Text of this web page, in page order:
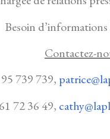
Besoin d’informations
Contactez-
739 739,
72 36 49,